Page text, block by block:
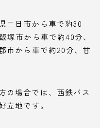
二日市から車で約30
塚市から車で約40分、
市から車で約20分、甘
の場合では、西鉄バス
立地です。